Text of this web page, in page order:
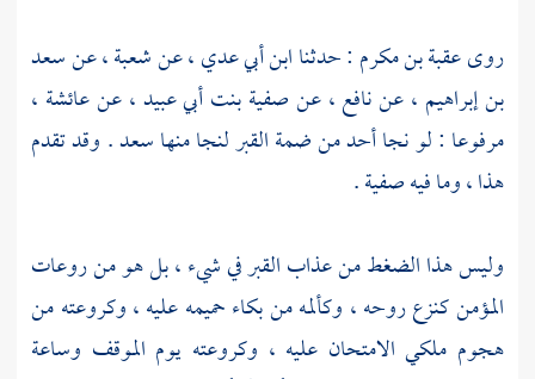
روىعقبة بن مكرم : حدثناابن أبي عدي ،عنشعبة ،عنسعد
بن إبراهيم ،عننافع ،عنصفية بنت أبي عبيد ،عنعائشة ،
مرفوعا : لو نجا أحد من ضمة القبر لنجا منهاسعد. وقد تقدم
هذا ، وما فيهصفية.
وليس هذا الضغط من عذاب القبر في شيء ، بل هو من روعات
المؤمن كنزع روحه ، وكألمه من بكاء حميمه عليه ، وكروعته من
هجوم ملكي الامتحان عليه ، وكروعته يوم الموقف وساعة